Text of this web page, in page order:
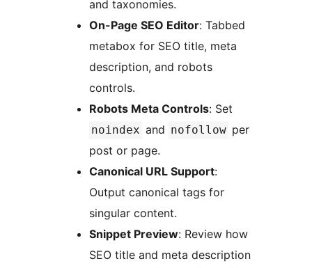
and taxonomies.
On-Page SEO Editor: Tabbed
metabox for SEO title, meta
description, and robots
controls.
Robots Meta Controls: Set
noindex and nofollow per
post or page.
Canonical URL Support:
Output canonical tags for
singular content.
Snippet Preview: Review how
SEO title and meta description